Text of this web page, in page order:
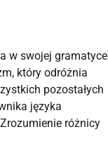
w swojej gramatyce
który odróżnia
pozostałych
języka
różnicy